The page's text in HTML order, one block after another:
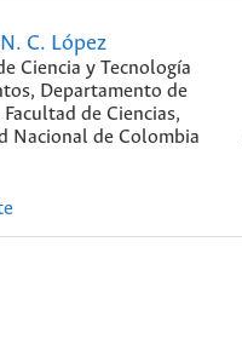
N. C. López
Ciencia y Tecnología
Departamento de
de Ciencias,
Nacional de Colombia